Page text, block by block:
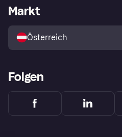
Shops entdecken
Händlerportal
Markt
Österreich
Folgen